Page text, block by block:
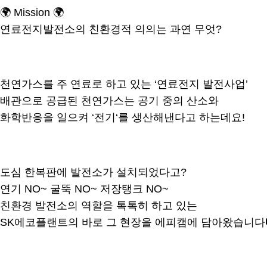
🌍 Mission 🌍
연료전지발전소의 친환경적 의의는 과연 무엇?
천연가스를 주 연료로 하고 있는 ‘연료전지 발전사업’
배관으로 공급된 천연가스는 공기 중의 산소와
화학반응을 일으켜 ‘전기‘를 생산해낸다고 하는데요!
도심 한복판에 발전소가 설치되었다고?
연기 NO~ 굴뚝 NO~ 저장탱크 NO~
친환경 발전소의 역할을 톡톡히 하고 있는
SK에코플랜트의 바로 그 현장을 에피캠에 담아왔습니